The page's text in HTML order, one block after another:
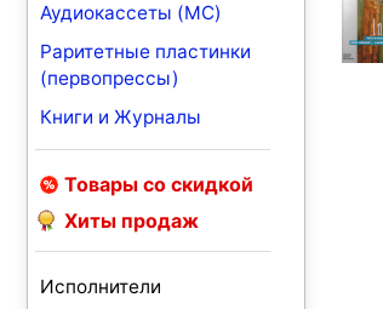
Аудиокассеты (MC)
Раритетные пластинки
(первопрессы)
Книги и Журналы
Товары со скидкой
Хиты продаж
Исполнители